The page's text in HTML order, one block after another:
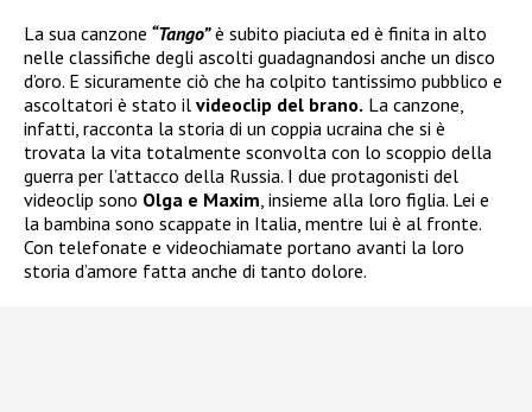
La sua canzone “Tango”è subito piaciuta ed è finita in alto
nelle classifiche degli ascolti guadagnandosi anche un disco
d’oro. E sicuramente ciò che ha colpito tantissimo pubblico e
ascoltatori è stato il videoclip del brano. La canzone,
infatti, racconta la storia di un coppia ucraina che si è
trovata la vita totalmente sconvolta con lo scoppio della
guerra per l’attacco della Russia. I due protagonisti del
videoclip sono Olga e Maxim, insieme alla loro figlia. Lei e
la bambina sono scappate in Italia, mentre lui è al fronte.
Con telefonate e videochiamate portano avanti la loro
storia d’amore fatta anche di tanto dolore.